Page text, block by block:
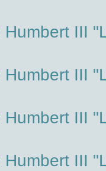
Humbert III
Humbert III
Humbert III
Humbert III